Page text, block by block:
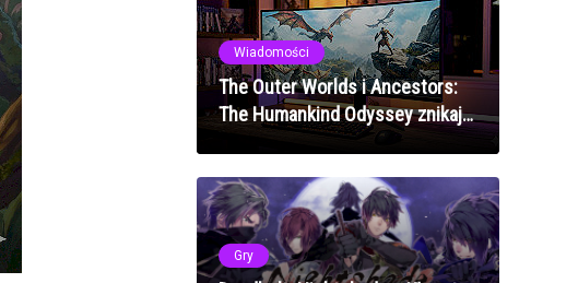
Wiadomości
The Outer Worlds i Ancestors:
The Humankind Odyssey znikają
z GOG - ostatnia szansa na
Gry